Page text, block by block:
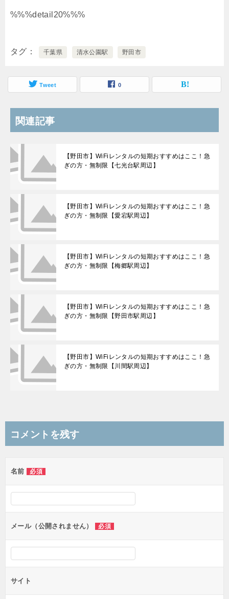
%%%detail20%%%
タグ 千葉県 清水公園駅 野田市
Tweet 0
関連記事
【野田市】WiFiレンタルの短期おすすめはここ！急
ぎの方・無制限【七光台駅周辺】
【野田市】WiFiレンタルの短期おすすめはここ！急
ぎの方・無制限【愛宕駅周辺】
【野田市】WiFiレンタルの短期おすすめはここ！急
ぎの方・無制限【梅郷駅周辺】
【野田市】WiFiレンタルの短期おすすめはここ！急
ぎの方・無制限【野田市駅周辺】
【野田市】WiFiレンタルの短期おすすめはここ！急
ぎの方・無制限【川間駅周辺】
コメントを残す
名前 必須
メール（公開されません） 必須
サイト